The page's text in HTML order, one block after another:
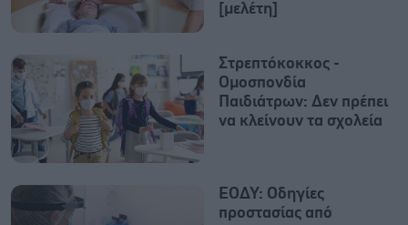
[μελέτη]
Στρεπτόκοκκος -
Ομοσπονδία
Παιδιάτρων: Δεν πρέπει
να κλείνουν τα σχολεία
ΕΟΔΥ: Οδηγίες
προστασίας από